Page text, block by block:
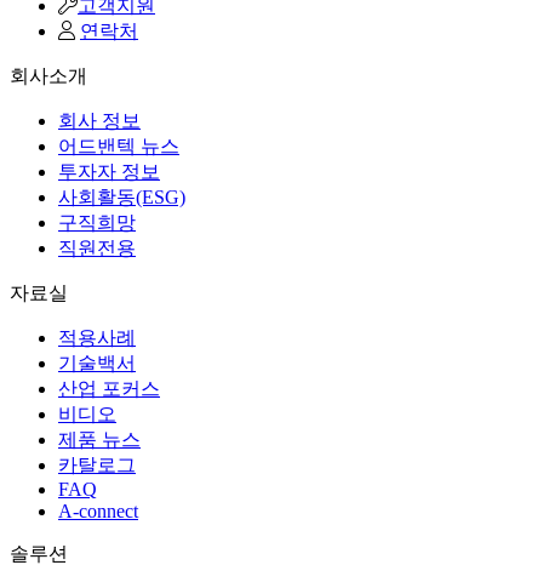
고객지원
연락처
회사소개
회사 정보
어드밴텍 뉴스
투자자 정보
사회활동(ESG)
구직희망
직원전용
자료실
적용사례
기술백서
산업 포커스
비디오
제품 뉴스
카탈로그
FAQ
A-connect
솔루션